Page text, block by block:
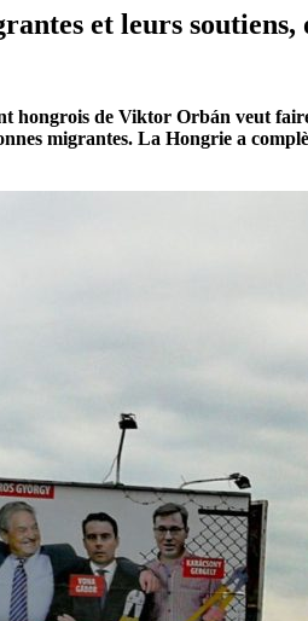
et leurs
hongrois de Viktor Orbán veut
migrantes. La Hongrie a